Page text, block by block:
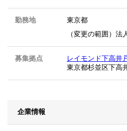
勤務地
東京都
（変更の範囲）法
募集拠点
レイモンド下高井
東京都杉並区下高
企業情報